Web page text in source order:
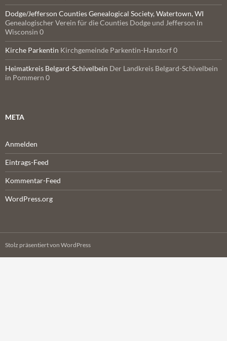
Dodge/Jefferson Counties Genealogical Society, Watertown, WI
Genealogischer Verein für die Counties Dodge und Jefferson in
Wisconsin 0
Kirche Parkentin Kirchgemeinde Parkentin-Hanstorf 0
Heimatkreis Belgard-Schivelbein Der Landkreis Belgard-Schivelbein
in Pommern 0
META
Anmelden
Eintrags-Feed
Kommentar-Feed
WordPress.org
Stolz präsentiert von WordPress